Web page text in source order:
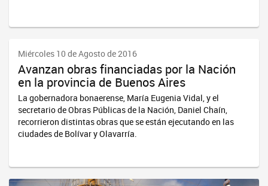
Miércoles 10 de Agosto de 2016
Avanzan obras financiadas por la Nación
en la provincia de Buenos Aires
La gobernadora bonaerense, María Eugenia Vidal, y el
secretario de Obras Públicas de la Nación, Daniel Chaín,
recorrieron distintas obras que se están ejecutando en las
ciudades de Bolívar y Olavarría.